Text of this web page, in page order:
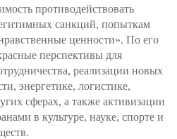
противодействовать
санкций, попыткам
ценности». По его
перспективы для
реализации новых
энергетике, логистике,
сферах, а также активизации
в культуре, науке, спорте и